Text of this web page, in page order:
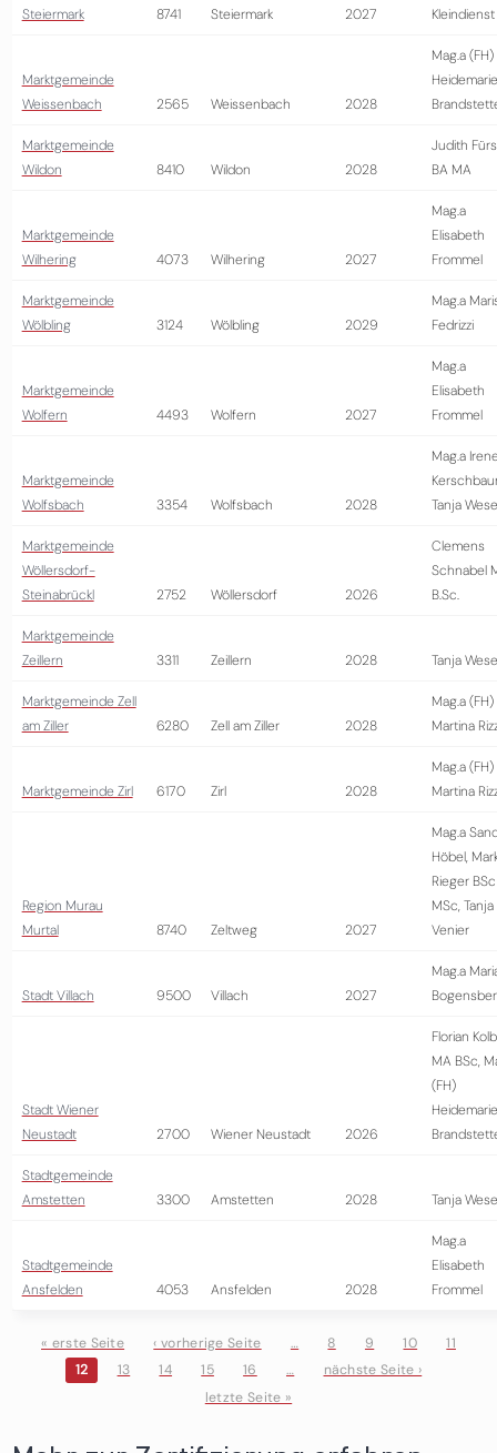
Steiermark
8741
Steiermark
2027
Kleindienst
Marktgemeinde
Weissenbach
2565 Weissenbach 2028
Mag.a (FH)
Heidemarie
Marktgemeinde
Wildon
8410 Wildon 2028
Judith
BA MA
Marktgemeinde
Wilhering
4073 Wilhering 2027
Mag.a
Elisabeth
Frommel
Marktgemeinde
Wölbling
3124 Wölbling 2029
Mag.a
Fedrizzi
Marktgemeinde
Wolfern
4493 Wolfern 2027
Mag.a
Elisabeth
Frommel
Marktgemeinde
Wolfsbach
3354 Wolfsbach 2028
Mag.a
Tanja
Marktgemeinde
Wöllersdorf-
Steinabrückl
2752 Wöllersdorf 2026
Clemens
Schnabel
B.Sc.
Marktgemeinde
Zeillern
3311 Zeillern 2028 Tanja
Marktgemeinde Zell
am Ziller
6280 Zell am Ziller 2028
Mag.a (FH)
Martina
Marktgemeinde Zirl 6170 Zirl 2028
Mag.a (FH)
Martina
Region Murau
Murtal
8740 Zeltweg 2027
Mag.a
Höbel,
Rieger BSc
MSc, Tanja
Venier
Stadt Villach 9500 Villach 2027
Mag.a
Stadt Wiener
Neustadt
2700 Wiener Neustadt 2026
Florian
MA BSc,
(FH)
Heidemarie
Stadtgemeinde
Amstetten
3300 Amstetten 2028 Tanja
Stadtgemeinde
Ansfelden
4053 Ansfelden 2028
Mag.a
Elisabeth
Frommel
Seiten
« erste Seite ‹ vorherige Seite … 8 9 10
11
12
13 14 15 16 …
nächste Seite ›
letzte Seite »